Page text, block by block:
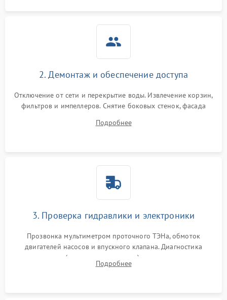
2. Демонтаж и обеспечение доступа
Отключение от сети и перекрытие воды. Извлечение корзин,
фильтров и импеллеров. Снятие боковых стенок, фасада
циркуляционному насосу, ТЭНу и сливной помпе.
Подробнее
3. Проверка гидравлики и электроники
Прозвонка мультиметром проточного ТЭНа, обмоток
двигателей насосов и впускного клапана. Диагностика
прессостата (датчика уровня воды), датчика мутности,
концевика дверцы и электронного модуля управления.
Подробнее